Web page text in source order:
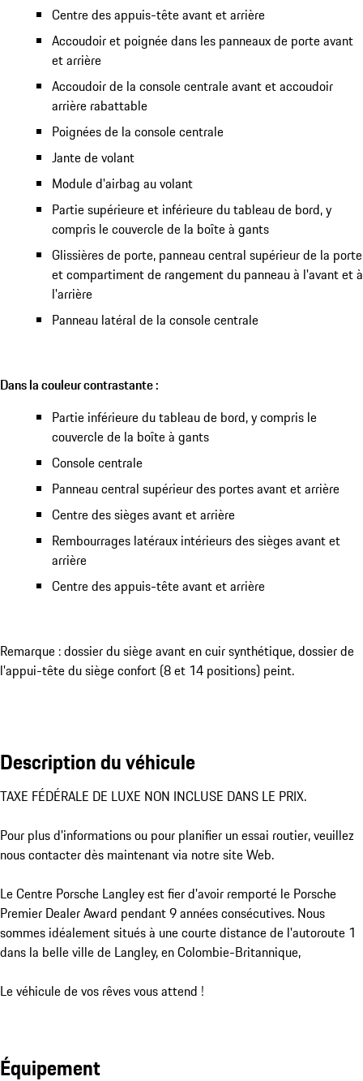
Centre des appuis-tête avant et arrière
Accoudoir et poignée dans les panneaux de porte avant
et arrière
Accoudoir de la console centrale avant et accoudoir
arrière rabattable
Poignées de la console centrale
Jante de volant
Module d'airbag au volant
Partie supérieure et inférieure du tableau de bord, y
compris le couvercle de la boîte à gants
Glissières de porte, panneau central supérieur de la porte
et compartiment de rangement du panneau à l'avant et à
l'arrière
Panneau latéral de la console centrale
Dans la couleur contrastante :
Partie inférieure du tableau de bord, y compris le
couvercle de la boîte à gants
Console centrale
Panneau central supérieur des portes avant et arrière
Centre des sièges avant et arrière
Rembourrages latéraux intérieurs des sièges avant et
arrière
Centre des appuis-tête avant et arrière
Remarque : dossier du siège avant en cuir synthétique, dossier de
l'appui-tête du siège confort (8 et 14 positions) peint.
Description du véhicule
TAXE FÉDÉRALE DE LUXE NON INCLUSE DANS LE PRIX.
Pour plus d'informations ou pour planifier un essai routier, veuillez
nous contacter dès maintenant via notre site Web.
Le Centre Porsche Langley est fier d'avoir remporté le Porsche
Premier Dealer Award pendant 9 années consécutives. Nous
sommes idéalement situés à une courte distance de l'autoroute 1
dans la belle ville de Langley, en Colombie-Britannique,
Le véhicule de vos rêves vous attend !
Équipement